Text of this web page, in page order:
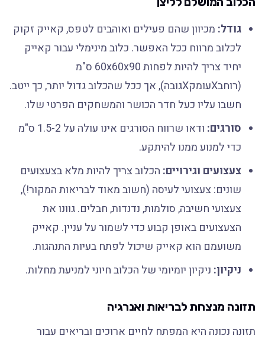
גודל:מכיוון שהם פעילים ואוהבים לטפס, קאייק זקוק
לכלוב מרווח ככל האפשר. כלוב מינימלי עבור קאייק
יחיד צריך להיות לפחות 60x60x90 ס"מ
(רוחבXעומקXגובה), אך ככל שהכלוב גדול יותר, כך ייטב.
חשבו עליו כעל חדר הכושר והמשחקים הפרטי שלו.
סורגים:
ודאו שרווח הסורגים אינו עולה על 1.5-2 ס"מ
כדי למנוע ממנו להיתקע.
צעצועים וגירויים:הכלוב צריך להיות מלא בצעצועים
שונים: צעצועי לעיסה (חשוב מאוד לבריאות המקור!),
צעצועי חשיבה, סולמות, נדנדות, חבלים. גוונו את
הצעצועים באופן קבוע כדי לשמור על עניין. קאייק
משועמם הוא קאייק שיכול לפתח בעיות התנהגות.
ניקיון:ניקיון יומיומי של הכלוב חיוני למניעת מחלות.
תזונה מנצחת לבריאות ואנרגיה
תזונה נכונה היא המפתח לחיים ארוכים ובריאים עבור